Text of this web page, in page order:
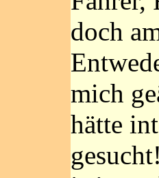
doch
mich
hätte